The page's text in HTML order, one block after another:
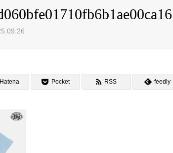
Hatena Pocket RSS feedly